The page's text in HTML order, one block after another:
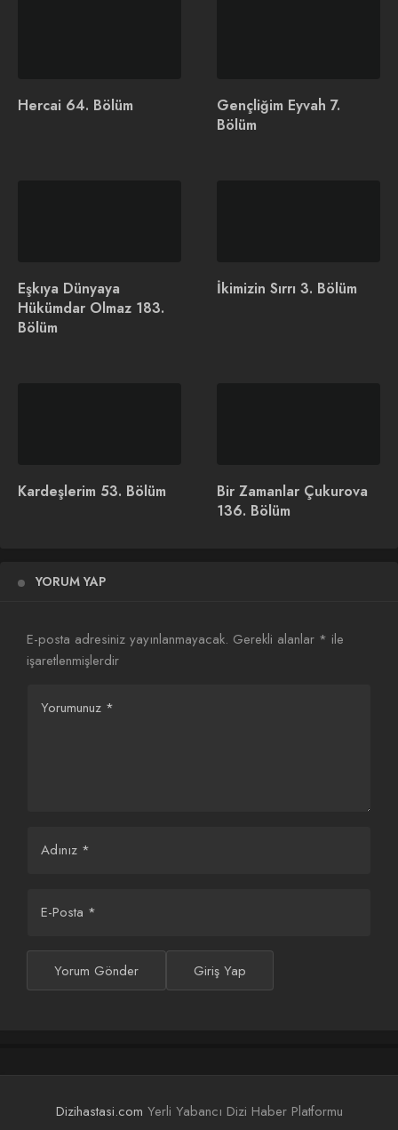
İlginizi Çekebilir
Konusu ve Oyuncuları
kölelik günleri başlamıştır. Tenine dağlanan damgaya rağmen
Saray’dan kaçmaya and içer ve planını uygulamaya koyulur.
Ulu Ece, kendisine Kuma Hatun Tılsım’ı hatırlatan Dağ
kızlarını doğduklarına pişman etmeyi kafasına koymuştur. Üst
düşmüştür. Alpagu Han’ın soruşturması adım adım Saltuk ve
Hercai 64. Bölüm
Gençliğim Eyvah 7.
Bölüm
Eşkıya Dünyaya
Hükümdar Olmaz 183.
Bölüm
İkimizin Sırrı 3. Bölüm
Kardeşlerim 53. Bölüm
Bir Zamanlar Çukurova
136. Bölüm
YORUM YAP
E-posta adresiniz yayınlanmayacak. Gerekli alanlar * ile
işaretlenmişlerdir
Yorumunuz *
Adınız *
E-Posta *
Yorum Gönder Giriş Yap
Dizihastasi.com Yerli Yabancı Dizi Haber Platformu